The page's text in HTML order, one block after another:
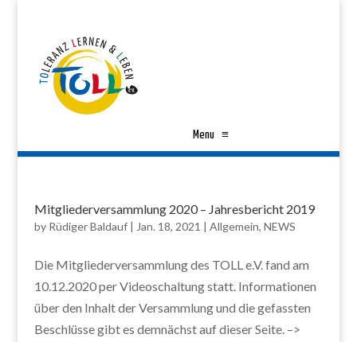
Menu ≡
Mitgliederversammlung 2020 – Jahresbericht 2019
by Rüdiger Baldauf| Jan. 18, 2021 | Allgemein, NEWS
Die Mitgliederversammlung des TOLL e.V. fand am
10.12.2020 per Videoschaltung statt. Informationen
über den Inhalt der Versammlung und die gefassten
Beschlüsse gibt es demnächst auf dieser Seite. –>